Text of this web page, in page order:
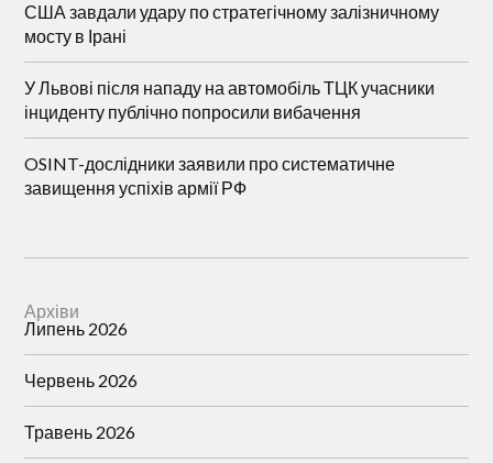
США завдали удару по стратегічному залізничному
мосту в Ірані
У Львові після нападу на автомобіль ТЦК учасники
інциденту публічно попросили вибачення
OSINT-дослідники заявили про систематичне
завищення успіхів армії РФ
Архіви
Липень 2026
Червень 2026
Травень 2026